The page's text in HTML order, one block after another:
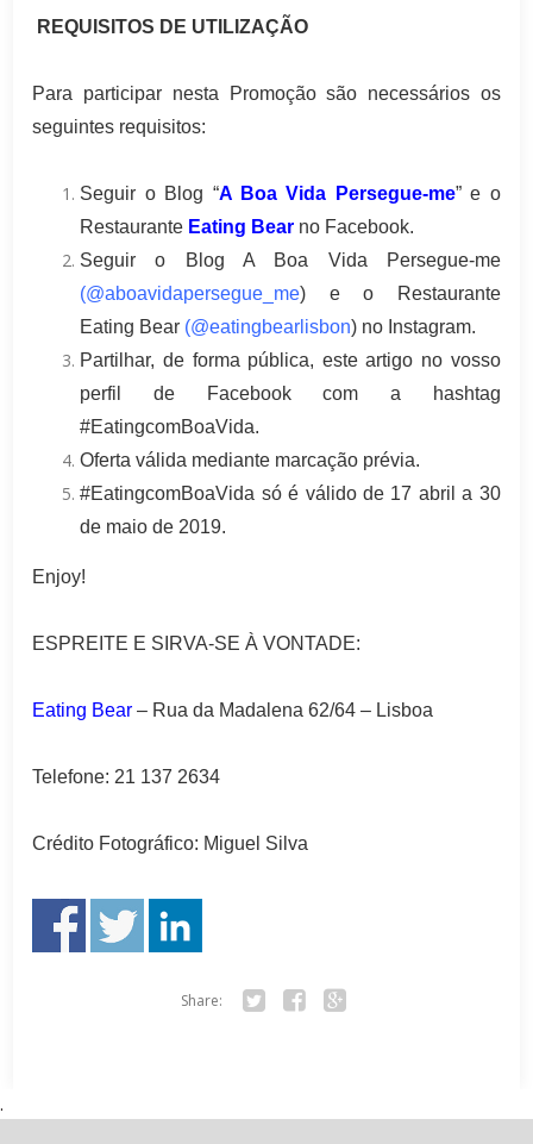
REQUISITOS DE UTILIZAÇÃO
Para participar nesta Promoção são necessários os
seguintes requisitos:
Seguir o Blog “A Boa Vida Persegue-me” e o
Restaurante Eating Bear no Facebook.
Seguir o Blog A Boa Vida Persegue-me
(@aboavidapersegue_me) e o Restaurante
Eating Bear (@eatingbearlisbon) no Instagram.
Partilhar, de forma pública, este artigo no vosso
perfil de Facebook com a hashtag
#EatingcomBoaVida.
Oferta válida mediante marcação prévia.
#EatingcomBoaVida só é válido de 17 abril a 30
de maio de 2019.
Enjoy!
ESPREITE E SIRVA-SE À VONTADE:
Eating Bear – Rua da Madalena 62/64 – Lisboa
Telefone: 21 137 2634
Crédito Fotográfico: Miguel Silva
Share:
ok
.